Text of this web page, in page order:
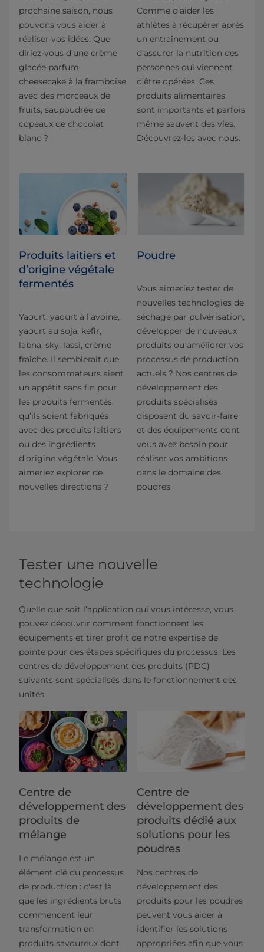
prochaine saison, nous
pouvons vous aider à
réaliser vos idées. Que
diriez-vous d’une crème
glacée parfum
cheesecake à la framboise
avec des morceaux de
fruits, saupoudrée de
copeaux de chocolat
blanc ?
Comme d’aider les
athlètes à récupérer après
un entraînement ou
d’assurer la nutrition des
personnes qui viennent
d’être opérées. Ces
produits alimentaires
sont importants et parfois
même sauvent des vies.
Découvrez-les avec nous.
Produits laitiers et
d’origine végétale
fermentés
Yaourt, yaourt à l’avoine,
yaourt au soja, kefir,
labna, sky, lassi, crème
fraîche. Il semblerait que
les consommateurs aient
un appétit sans fin pour
les produits fermentés,
qu’ils soient fabriqués
avec des produits laitiers
ou des ingrédients
d’origine végétale. Vous
aimeriez explorer de
nouvelles directions ?
Poudre
Vous aimeriez tester de
nouvelles technologies de
séchage par pulvérisation,
développer de nouveaux
produits ou améliorer vos
processus de production
actuels ? Nos centres de
développement des
produits spécialisés
disposent du savoir-faire
et des équipements dont
vous avez besoin pour
réaliser vos ambitions
dans le domaine des
poudres.
Tester une nouvelle
technologie
Quelle que soit l’application qui vous intéresse, vous
pouvez découvrir comment fonctionnent les
équipements et tirer profit de notre expertise de
pointe pour des étapes spécifiques du processus. Les
centres de développement des produits (PDC)
suivants sont spécialisés dans le fonctionnement des
unités.
Centre de
développement des
produits de
mélange
Le mélange est un
élément clé du processus
de production : c'est là
que les ingrédients bruts
commencent leur
transformation en
produits savoureux dont
Centre de
développement des
produits dédié aux
solutions pour les
poudres
Nos centres de
développement des
produits pour les poudres
peuvent vous aider à
identifier les solutions
appropriées afin que vous